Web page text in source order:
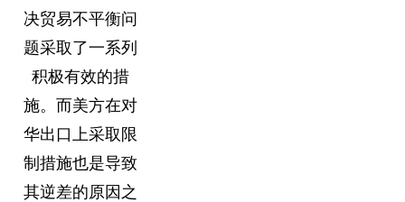
决贸易不平衡问
题采取了一系列
积极有效的措
施。而美方在对
华出口上采取限
制措施也是导致
其逆差的原因之